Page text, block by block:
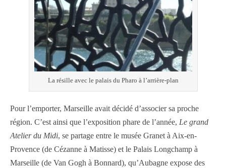
La résille avec le palais du Pharo à l’arrière-plan
Pour l’emporter, Marseille avait décidé d’associer sa proche
région. C’est ainsi que l’exposition phare de l’année, Le grand
Atelier du Midi, se partage entre le musée Granet à Aix-en-
Provence (de Cézanne à Matisse) et le Palais Longchamp à
Marseille (de Van Gogh à Bonnard), qu’Aubagne expose des